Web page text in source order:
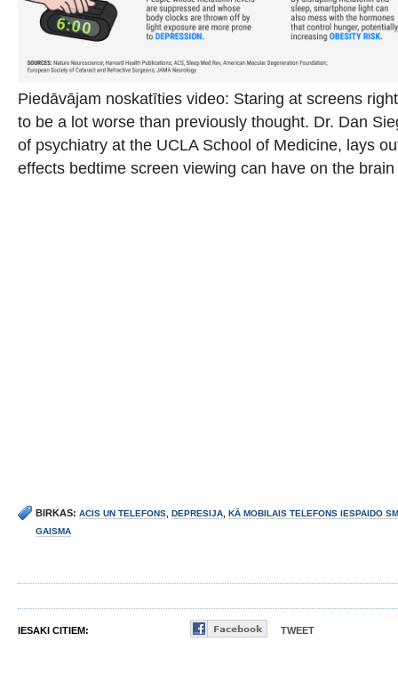
Piedāvājam noskatīties video: Staring at screens
to be a lot worse than previously thought. Dr. Dan
of psychiatry at the UCLA School of Medicine, lays
effects bedtime screen viewing can have on the
BIRKAS: ACIS UN TELEFONS DEPRESIJA KĀ MOBILAIS TELEFONS IESPAIDO
GAISMA
IESAKI CITIEM: TWEET